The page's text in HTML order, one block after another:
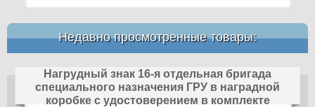
Недавно просмотренные товары:
Нагрудный знак 16-я отдельная бригада
специального назначения ГРУ в наградной
коробке с удостоверением в комплекте